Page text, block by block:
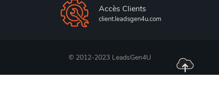
Accès Clients
client.leadsgen4u.com
© 2012-2023 LeadsGen4U